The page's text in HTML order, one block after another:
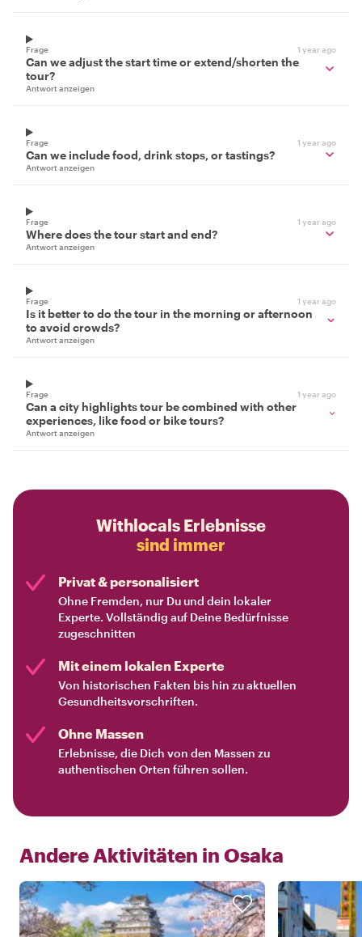
Frage 1 year ago
Can we adjust the start time or extend/shorten the
tour?
Antwort anzeigen
Frage 1 year ago
Can we include food, drink stops, or tastings?
Antwort anzeigen
Frage 1 year ago
Where does the tour start and end?
Antwort anzeigen
Frage 1 year ago
Is it better to do the tour in the morning or afternoon
to avoid crowds?
Antwort anzeigen
Frage 1 year ago
Can a city highlights tour be combined with other
experiences, like food or bike tours?
Antwort anzeigen
Withlocals Erlebnisse
sind immer
Privat & personalisiert
Ohne Fremden, nur Du und dein lokaler
Experte. Vollständig auf Deine Bedürfnisse
zugeschnitten
Mit einem lokalen Experte
Von historischen Fakten bis hin zu aktuellen
Gesundheitsvorschriften.
Ohne Massen
Erlebnisse, die Dich von den Massen zu
authentischen Orten führen sollen.
Andere Aktivitäten in Osaka